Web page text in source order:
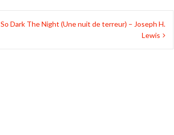
So Dark The Night (Une nuit de terreur) – Joseph H.
Lewis